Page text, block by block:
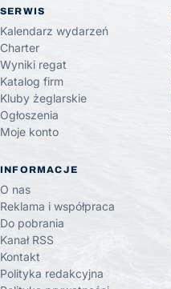
SERWIS
Kalendarz wydarzeń
Charter
Wyniki regat
Katalog firm
Kluby żeglarskie
Ogłoszenia
Moje konto
INFORMACJE
O nas
Reklama i współpraca
Do pobrania
Kanał RSS
Kontakt
Polityka redakcyjna